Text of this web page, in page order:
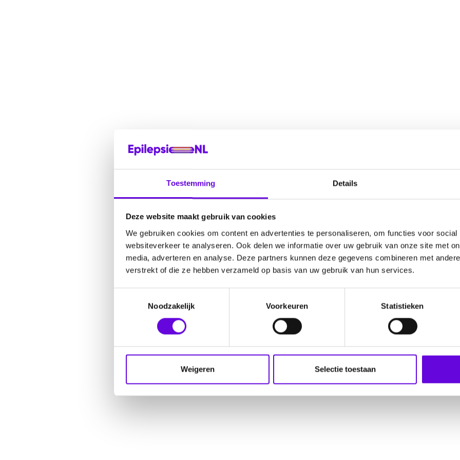
Toestemming Details
Deze website maakt gebruik van cookies
We gebruiken cookies om content en advertenties te personaliseren, om functies voor
websiteverkeer te analyseren. Ook delen we informatie over uw gebruik van onze site met
media, adverteren en analyse. Deze partners kunnen deze gegevens combineren met
verstrekt of die ze hebben verzameld op basis van uw gebruik van hun services.
Noodzakelijk
Voorkeuren Statistieken
Weigeren Selectie toestaan